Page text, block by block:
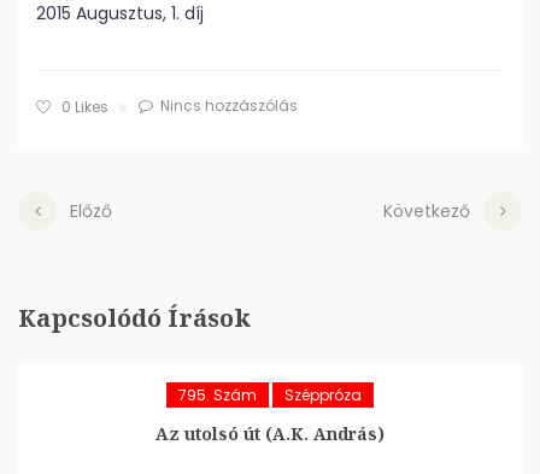
2015 Augusztus, 1. díj
0 Likes Nincs hozzászólás
Előző Következő
Kapcsolódó Írások
795. Szám Széppróza
Az utolsó út (A.K. András)